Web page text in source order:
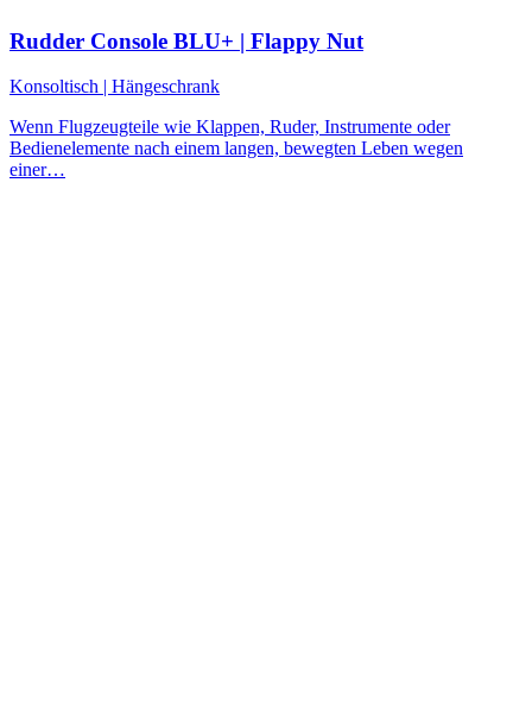
Rudder Console BLU+ | Flappy Nut
Konsoltisch | Hängeschrank
Wenn Flugzeugteile wie Klappen, Ruder, Instrumente oder
Bedienelemente nach einem langen, bewegten Leben wegen
einer…